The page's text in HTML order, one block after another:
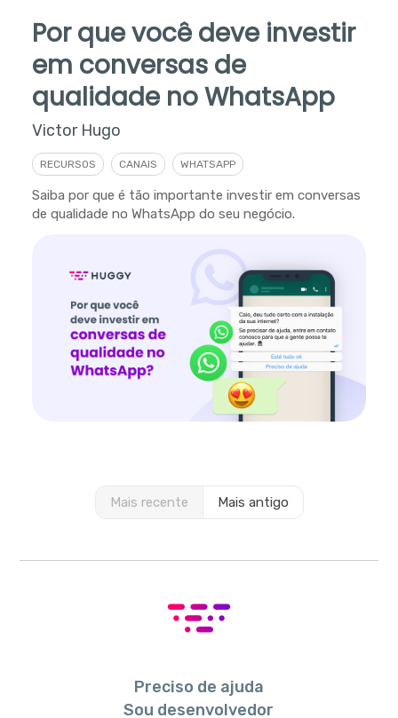
Por que você deve investir
em conversas de
qualidade no WhatsApp
Victor Hugo
RECURSOS CANAIS WHATSAPP
Saiba por que é tão importante investir em conversas
de qualidade no WhatsApp do seu negócio.
Mais recente Mais antigo
Preciso de ajuda
Sou desenvolvedor